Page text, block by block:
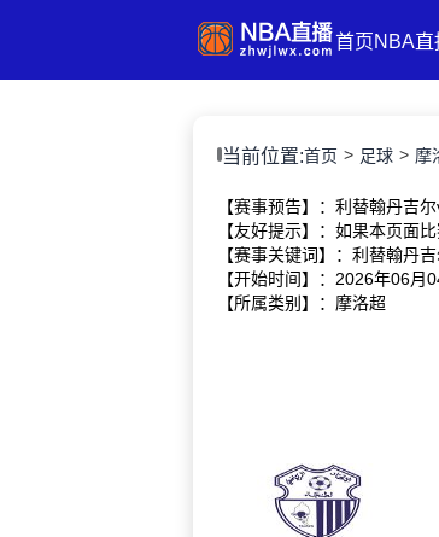
首页NBA直
当前位置:首页 足球 摩
【赛事预告】：利替翰丹吉
【友好提示】：如果本页面
【赛事关键词】：利替翰丹
【开始时间】：2026年06月
【所属类别】：摩洛超